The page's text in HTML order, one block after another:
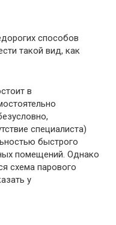
способов
такой вид, как
в
специалиста)
быстрого
помещений. Однако
схема парового
у